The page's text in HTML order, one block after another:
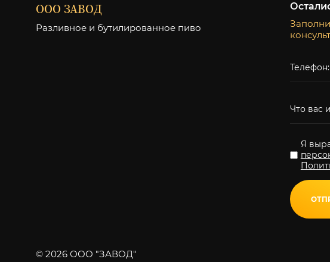
ООО ЗАВОД
Разливное и бутилированное пиво
Я
© 2026 ООО "ЗАВОД"